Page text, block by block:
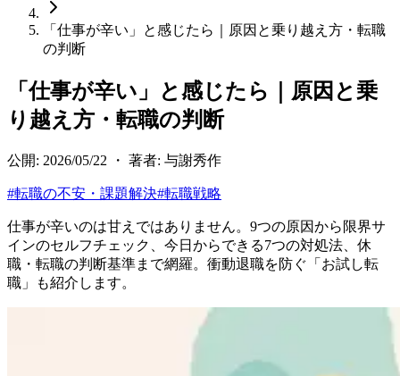
「仕事が辛い」と感じたら｜原因と乗り越え方・転職
の判断
「仕事が辛い」と感じたら｜原因と乗
り越え方・転職の判断
公開: 2026/05/22 ・ 著者: 与謝秀作
#転職の不安・課題解決#転職戦略
仕事が辛いのは甘えではありません。9つの原因から限界サ
インのセルフチェック、今日からできる7つの対処法、休
職・転職の判断基準まで網羅。衝動退職を防ぐ「お試し転
職」も紹介します。